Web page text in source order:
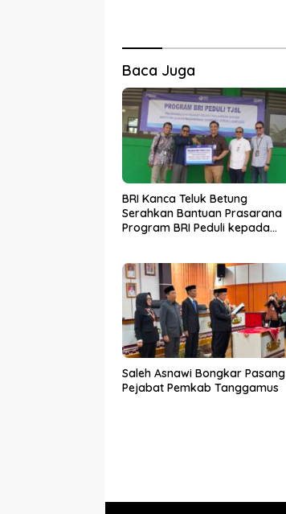
Baca Juga
BRI Kanca Teluk Betung
Serahkan Bantuan Prasarana
Program BRI Peduli kepada
Saleh Asnawi Bongkar Pasang
Pejabat Pemkab Tanggamus